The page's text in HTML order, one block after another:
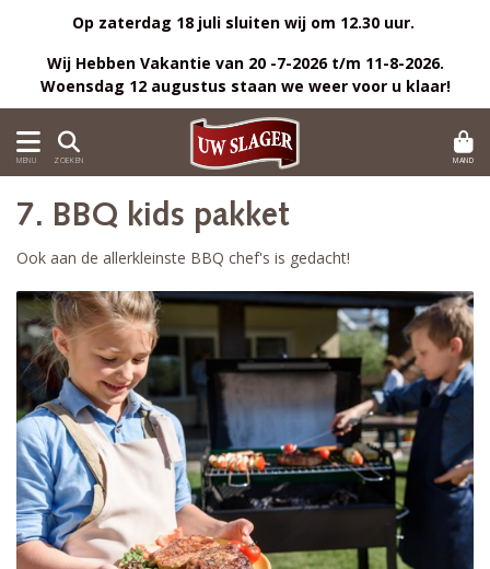
Op zaterdag 18 juli sluiten wij om 12.30 uur.
Wij Hebben Vakantie van 20 -7-2026 t/m 11-8-2026.
Woensdag 12 augustus staan we weer voor u klaar!
MENU ZOEKEN MAND
7. BBQ kids pakket
Ook aan de allerkleinste BBQ chef's is gedacht!